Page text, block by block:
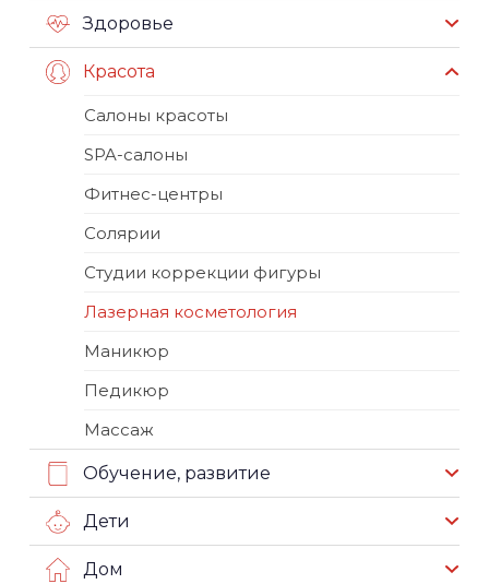
Здоровье
Красота
Салоны красоты
SPA-салоны
Фитнес-центры
Солярии
Студии коррекции фигуры
Лазерная косметология
Маникюр
Педикюр
Массаж
Обучение, развитие
Дети
Дом